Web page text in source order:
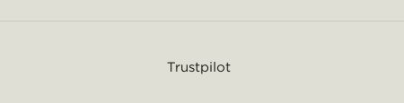
Trustpilot